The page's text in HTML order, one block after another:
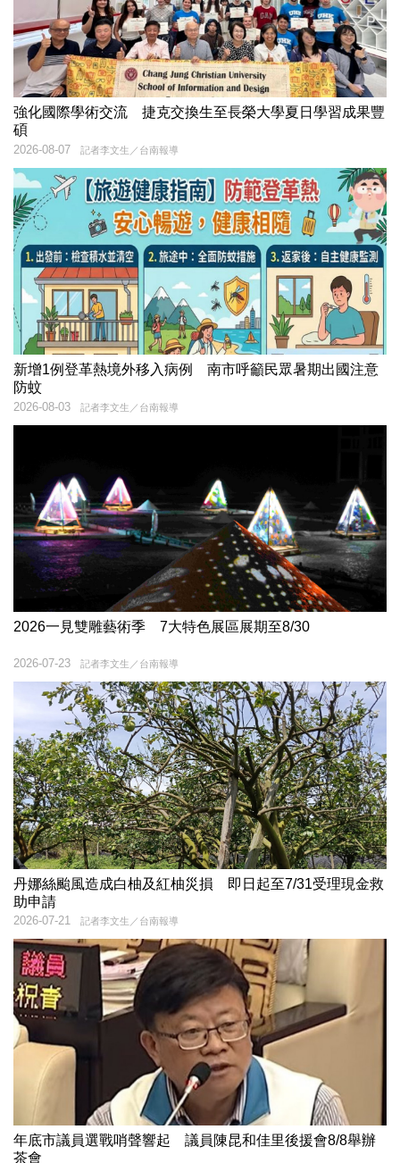
強化國際學術交流 捷克交換生至長榮大學夏日學習成果豐
碩
記者李文生／台南報導
2026-08-07
新增1例登革熱境外移入病例 南市呼籲民眾暑期出國注意
防蚊
記者李文生／台南報導
2026-08-03
2026一見雙雕藝術季 7大特色展區展期至8/30
記者李文生／台南報導
2026-07-23
丹娜絲颱風造成白柚及紅柚災損 即日起至7/31受理現金救
助申請
記者李文生／台南報導
2026-07-21
年底市議員選戰哨聲響起 議員陳昆和佳里後援會8/8舉辦
茶會